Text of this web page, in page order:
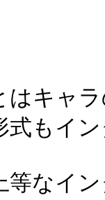
はキャ
式もイ
等なイ